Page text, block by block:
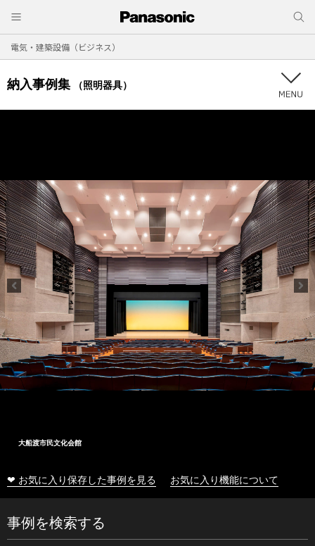
電気・建築設備（ビジネス）
納入事例集 （照明器具）
大船渡市民文化会館
❤ お気に入り保存した事例を見る お気に入り機能について
事例を検索する